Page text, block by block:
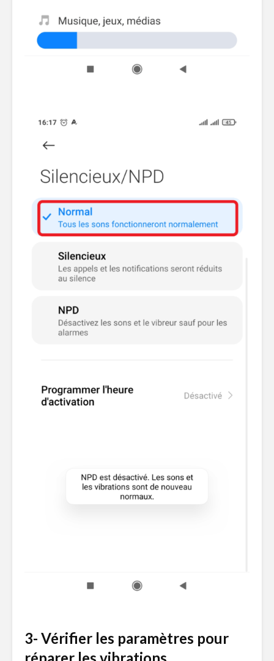
3- Vérifier les paramètres pour